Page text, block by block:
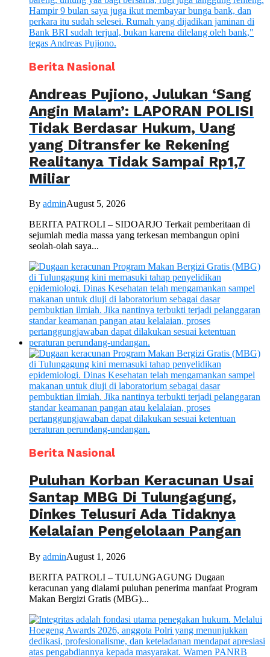
Berita Nasional
Andreas Pujiono, Julukan ‘Sang
Angin Malam’: LAPORAN POLISI
Tidak Berdasar Hukum, Uang
yang Ditransfer ke Rekening
Realitanya Tidak Sampai Rp1,7
Miliar
By adminAugust 5, 2026
BERITA PATROLI – SIDOARJO Terkait pemberitaan di
sejumlah media massa yang terkesan membangun opini
seolah-olah saya...
Berita Nasional
Puluhan Korban Keracunan Usai
Santap MBG Di Tulungagung,
Dinkes Telusuri Ada Tidaknya
Kelalaian Pengelolaan Pangan
By adminAugust 1, 2026
BERITA PATROLI – TULUNGAGUNG Dugaan
keracunan yang dialami puluhan penerima manfaat Program
Makan Bergizi Gratis (MBG)...